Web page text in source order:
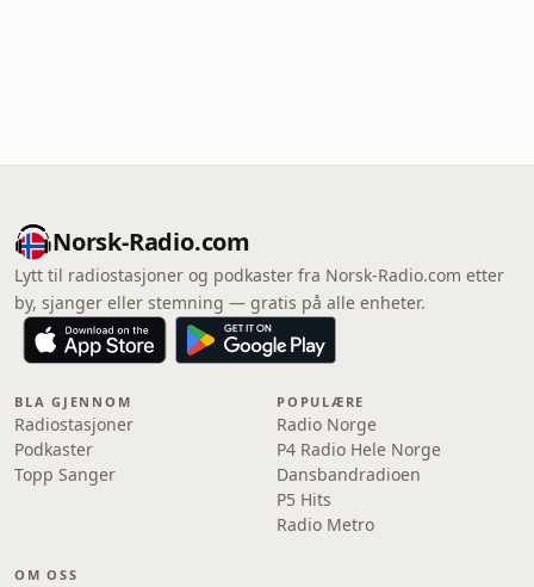
Norsk-Radio.com
Lytt til radiostasjoner og podkaster fra Norsk-Radio.com etter
by, sjanger eller stemning — gratis på alle enheter.
BLA GJENNOM
Radiostasjoner
Podkaster
Topp Sanger
POPULÆRE
Radio Norge
P4 Radio Hele Norge
Dansbandradioen
P5 Hits
Radio Metro
OM OSS